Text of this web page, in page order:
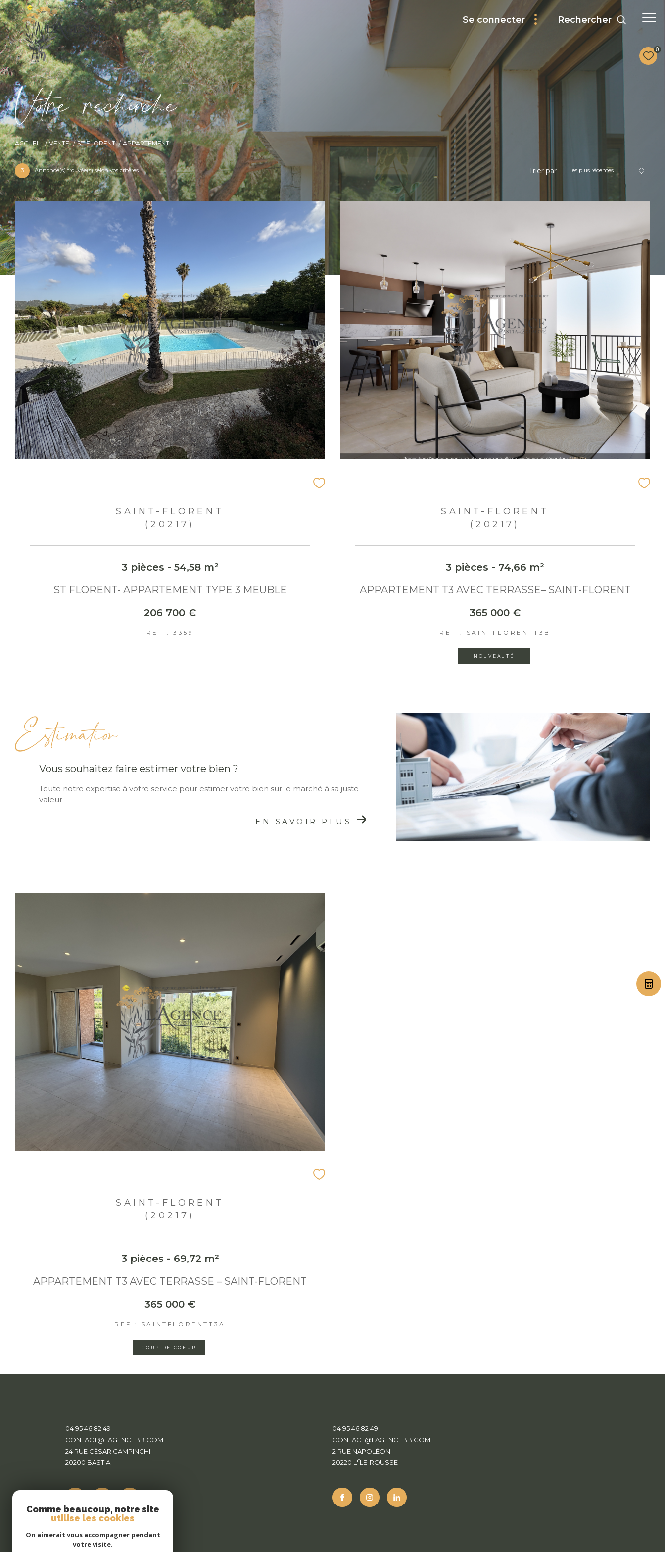
0
Se connecter Rechercher
Vore recece
ACCUEIL VENTE ST FLORENT APPARTEMENT
3 Annonce(s) trouvée(s) selon vos critères Trier par Les plus récentes
SAINT-FLORENT
(20217)
3 pièces - 54,58 m²
ST FLORENT- APPARTEMENT TYPE 3 MEUBLE
206 700 €
REF : 3359
SAINT-FLORENT
(20217)
3 pièces - 74,66 m²
APPARTEMENT T3 AVEC TERRASSE– SAINT-FLORENT
365 000 €
REF : SAINTFLORENTT3B
NOUVEAUTÉ
Estimation
Vous souhaitez faire estimer votre bien ?
Toute notre expertise à votre service pour estimer votre bien sur le marché à sa juste
valeur
EN SAVOIR PLUS
SAINT-FLORENT
(20217)
3 pièces - 69,72 m²
APPARTEMENT T3 AVEC TERRASSE – SAINT-FLORENT
365 000 €
REF : SAINTFLORENTT3A
COUP DE COEUR
04 95 46 82 49
CONTACT@LAGENCEBB.COM
24 RUE CÉSAR CAMPINCHI
20200
BASTIA
04 95 46 82 49
CONTACT@LAGENCEBB.COM
2 RUE NAPOLÉON
20220
L'ÎLE-ROUSSE
Comme beaucoup, notre site
utilise les cookies
On aimerait vous accompagner pendant
votre visite.